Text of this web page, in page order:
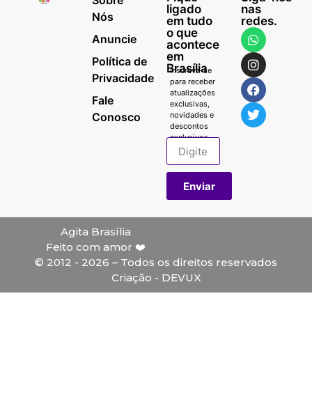
Nós
Anuncie
Política de
Privacidade
Fale
Conosco
ligado
em tudo
o que
acontece
em
Brasília
Inscreva-se
para receber
atualizações
exclusivas,
novidades e
descontos
exclusivos.
Enviar
nas
redes.
Agita Brasília
Feito com amor ❤️
© 2012 - 2026 – Todos os direitos reservados
Criação - DEVUX